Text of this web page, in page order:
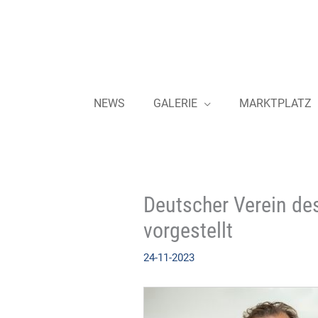
NEWS GALERIE MARKTPLATZ
Deutscher Verein
vorgestellt
24-11-2023